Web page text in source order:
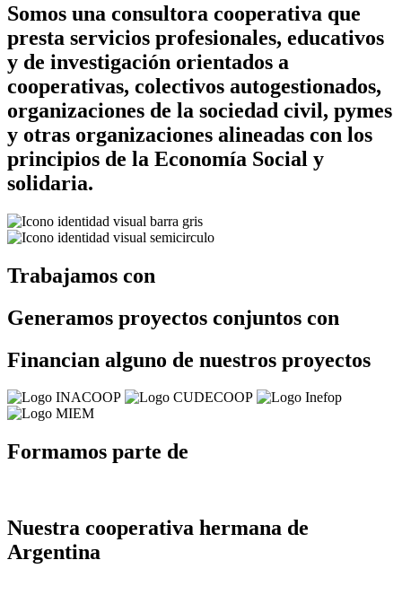
Somos una consultora cooperativa que
presta servicios profesionales, educativos
y de investigación orientados a
cooperativas, colectivos autogestionados,
organizaciones de la sociedad civil, pymes
y otras organizaciones alineadas con los
principios de la Economía Social y
solidaria.
Trabajamos con
Generamos proyectos conjuntos con
Financian alguno de nuestros proyectos
Formamos parte de
Nuestra cooperativa hermana de
Argentina